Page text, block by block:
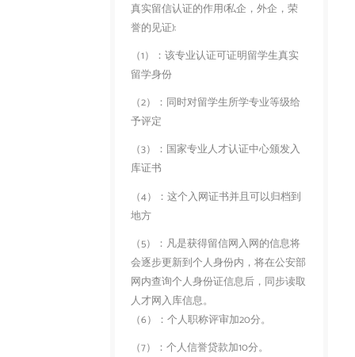
真实留信认证的作用(私企，外企，荣
誉的见证):
（1）：该专业认证可证明留学生真实
留学身份
（2）：同时对留学生所学专业等级给
予评定
（3）：国家专业人才认证中心颁发入
库证书
（4）：这个入网证书并且可以归档到
地方
（5）：凡是获得留信网入网的信息将
会逐步更新到个人身份内，将在公安部
网内查询个人身份证信息后，同步读取
人才网入库信息。
（6）：个人职称评审加20分。
（7）：个人信誉贷款加10分。